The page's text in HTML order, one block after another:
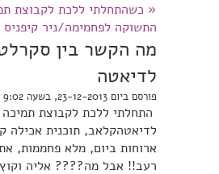
« כשהתחלתי ללכת לקבוצת
התשוקה לפחמימה/ניר קיפניס
מה הקשר בין
לדיאטה
פורסם ביום 23-12-2013, בשעה 9:02 ע"י
התחלתי ללכת לקבוצת
ארוחות ביום, מלא פחממות,